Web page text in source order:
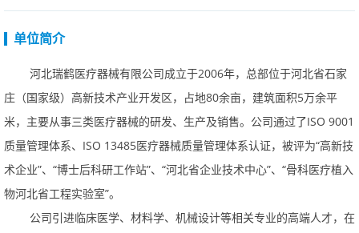
单位简介
河北瑞鹤医疗器械有限公司成立于2006年，总部位于河北省石家
庄（国家级）高新技术产业开发区，占地80余亩，建筑面积5万余平
米，主要从事三类医疗器械的研发、生产及销售。公司通过了ISO9001
质量管理体系、ISO13485医疗器械质量管理体系认证，被评为“高新技
术企业”、“博士后科研工作站”、“河北省企业技术中心”、“骨科医疗植入
物河北省工程实验室”。
公司引进临床医学、材料学、机械设计等相关专业的高端人才，在